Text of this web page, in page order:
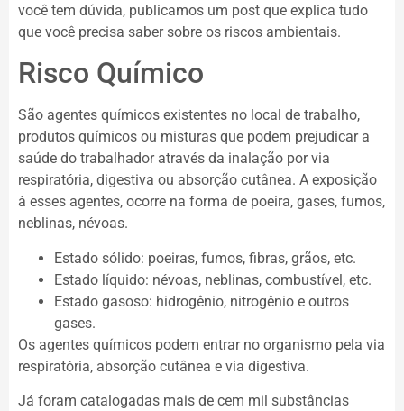
você tem dúvida, publicamos um post que explica tudo
que você precisa saber sobre os riscos ambientais.
Risco Químico
São agentes químicos existentes no local de trabalho,
produtos químicos ou misturas que podem prejudicar a
saúde do trabalhador através da inalação por via
respiratória, digestiva ou absorção cutânea. A exposição
à esses agentes, ocorre na forma de poeira, gases, fumos,
neblinas, névoas.
Estado sólido: poeiras, fumos, fibras, grãos, etc.
Estado líquido: névoas, neblinas, combustível, etc.
Estado gasoso: hidrogênio, nitrogênio e outros
gases.
Os agentes químicos podem entrar no organismo pela via
respiratória, absorção cutânea e via digestiva.
Já foram catalogadas mais de cem mil substâncias